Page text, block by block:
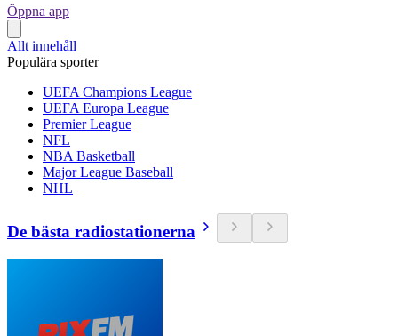
Öppna app
Allt innehåll
Populära sporter
UEFA Champions League
UEFA Europa League
Premier League
NFL
NBA Basketball
Major League Baseball
NHL
De bästa radiostationerna